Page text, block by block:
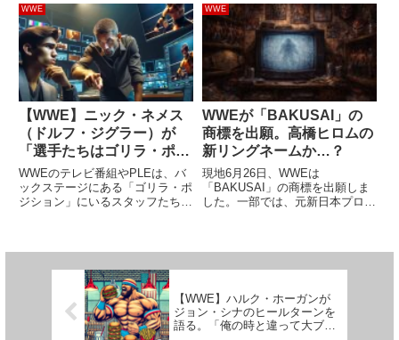
オメガも彼へのリスペクトを隠し
ません。WWEよりもスポーツラ
イクなプロレスを標榜してきた
AEWはアングルの獲得を望み、
契約...
ケニーを獲得できる」と考えてい
るようで、もし実現すればコーデ
ィ・ローデス以来のAEW→WWE
への大物移籍となります。200...
WWE
【WWE】ニック・ネメス
（ドルフ・ジグラー）が
「選手たちはゴリラ・ポジ
ションで何をしているの
か」を語る。「オフィスの
アホどもにさ…」
WWEのテレビ番組やPLEは、バ
ックステージにある「ゴリラ・ポ
ジション」にいるスタッフたちの
た番組制作の中心人物たちが、...
WWE
WWEが「BAKUSAI」の
商標を出願。高橋ヒロムの
新リングネームか…？
現地6月26日、WWEは
「BAKUSAI」の商標を出願しま
した。一部では、元新日本プロレ
なるのか？WWEでは、新入団選
【WWE】ハルク・ホーガンが
ジョン・シナのヒールターンを
語る。「俺の時と違って大ブー